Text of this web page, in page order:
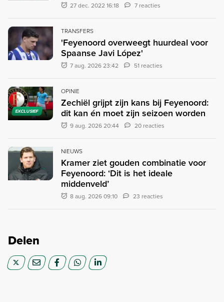
27 dec. 2022 16:18 7 reacties
TRANSFERS
'Feyenoord overweegt huurdeal voor
Spaanse Javi López'
7 aug. 2026 23:42 51 reacties
EXCLUSIEF
OPINIE
Zechiël grijpt zijn kans bij Feyenoord:
dit kan én moet zijn seizoen worden
9 aug. 2026 20:44 20 reacties
NIEUWS
Kramer ziet gouden combinatie voor
Feyenoord: ‘Dit is het ideale
middenveld’
8 aug. 2026 09:10 23 reacties
Delen